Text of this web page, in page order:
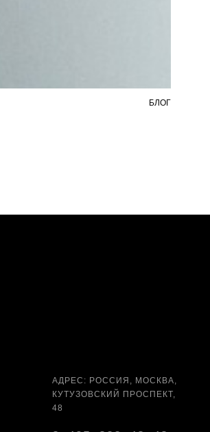
БЛОГ
АДРЕС: РОССИЯ, МОСКВА,
КУТУЗОВСКИЙ ПРОСПЕКТ,
48